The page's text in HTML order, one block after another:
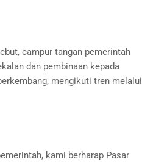
campur tangan pemerintah
dan pembinaan kepada
mengikuti tren melalui
kami berharap Pasar